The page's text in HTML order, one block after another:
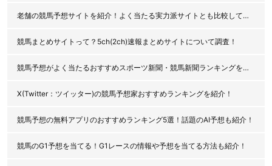
老舗の競馬予想サイトを紹介！よく当たる実力派サイトとも比較してみた！
競馬まとめサイトって？5ch(2ch)速報まとめサイトについて調査！
競馬予想がよく当たるおすすめスポーツ新聞・競馬新聞ランキングを紹介！
X(Twitter：ツイッター)の競馬予想家おすすめランキングを紹介！
競馬予想の無料アプリのおすすめランキング5選！話題のAI予想も紹介！
競馬のG1予想を当てる！G1レースの情報や予想を当てる方法も紹介！